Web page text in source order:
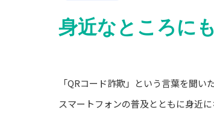
身近なところに
「QRコード詐欺」という言葉を聞い
スマートフォンの普及とともに身近